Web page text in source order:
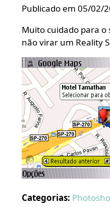
Publicado em 05/02/
Muito cuidado para o
não virar um Reality
Categorias: